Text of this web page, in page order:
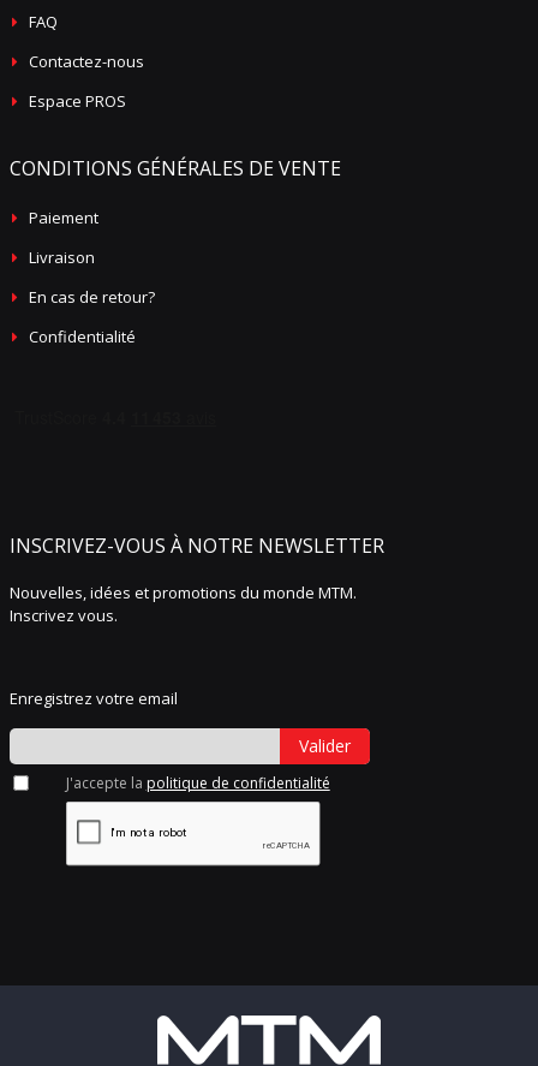
FAQ
Contactez-nous
Espace PROS
CONDITIONS GÉNÉRALES DE VENTE
Paiement
Livraison
En cas de retour?
Confidentialité
INSCRIVEZ-VOUS À NOTRE NEWSLETTER
Nouvelles, idées et promotions du monde MTM.
Inscrivez vous.
Enregistrez votre email
Valider
J'accepte la politique de confidentialité